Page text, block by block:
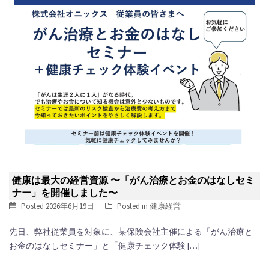
健康は最大の経営資源 〜「がん治療とお金のはなしセミ
ナー」を開催しました〜
Posted 2026年6月19日 Posted in 健康経営
先日、弊社従業員を対象に、某保険会社主催による「がん治療と
お金のはなしセミナー」と「健康チェック体験 […]